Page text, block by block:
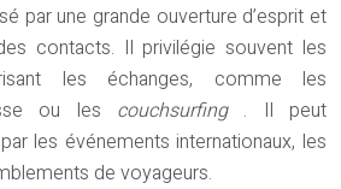
par une grande ouverture d’esprit et
contacts. Il privilégie souvent les
les échanges, comme les
ou les couchsurfing . Il peut
les événements internationaux, les
de voyageurs.